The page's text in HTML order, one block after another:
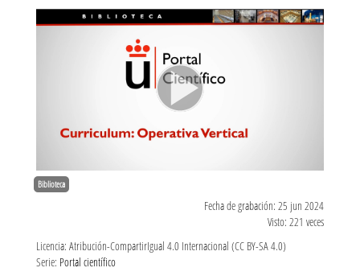
Biblioteca
Fecha de grabación: 25 jun 2024
Visto: 221 veces
Licencia: Atribución-CompartirIgual 4.0 Internacional (CC BY-SA 4.0)
Serie: Portal científico